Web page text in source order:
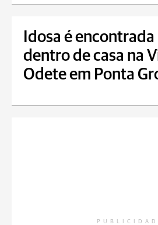
Idosa é
dentro de casa na
Odete em Ponta